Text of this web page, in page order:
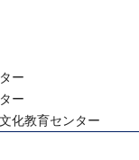
ー
ー
化教育センター